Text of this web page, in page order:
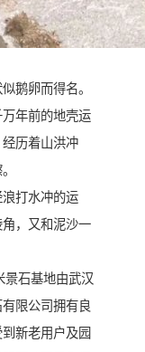
鹅卵而得名。
年前的地壳运
历着山洪冲
打水冲的运
，又和泥沙一
景石基地由武汉
限公司拥有良
新老用户及园